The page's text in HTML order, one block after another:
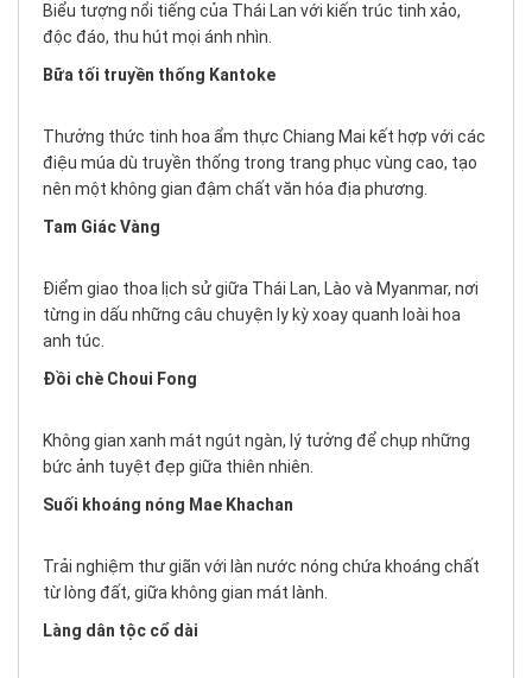
Biểu tượng nổi tiếng của Thái Lan với kiến trúc tinh xảo,
độc đáo, thu hút mọi ánh nhìn.
Bữa tối truyền thống Kantoke
Thưởng thức tinh hoa ẩm thực Chiang Mai kết hợp với các
điệu múa dù truyền thống trong trang phục vùng cao, tạo
nên một không gian đậm chất văn hóa địa phương.
Tam Giác Vàng
Điểm giao thoa lịch sử giữa Thái Lan, Lào và Myanmar, nơi
từng in dấu những câu chuyện ly kỳ xoay quanh loài hoa
anh túc.
Đồi chè Choui Fong
Không gian xanh mát ngút ngàn, lý tưởng để chụp những
bức ảnh tuyệt đẹp giữa thiên nhiên.
Suối khoáng nóng Mae Khachan
Trải nghiệm thư giãn với làn nước nóng chứa khoáng chất
từ lòng đất, giữa không gian mát lành.
Làng dân tộc cổ dài